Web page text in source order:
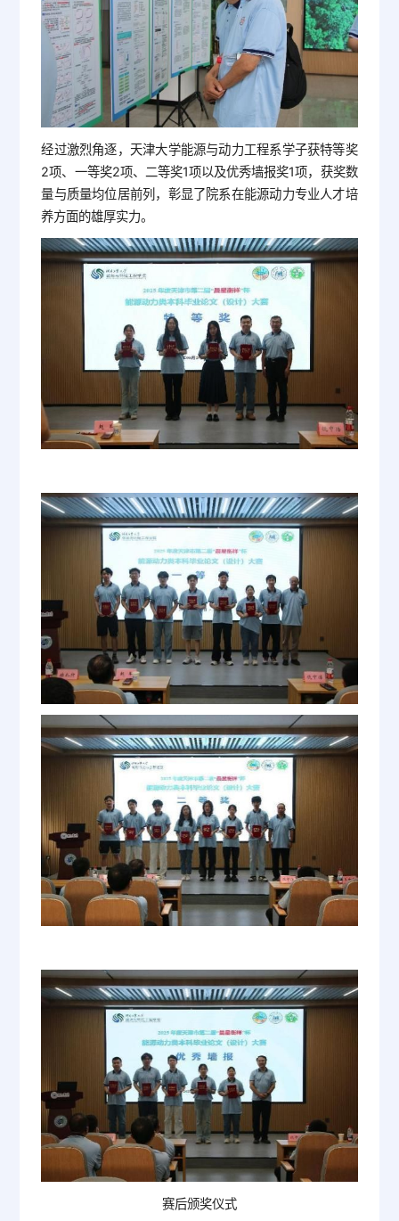
经过激烈角逐，天津大学能源与动力工程系学子获特等奖
2项、一等奖2项、二等奖1项以及优秀墙报奖1项，获奖数
量与质量均位居前列，彰显了院系在能源动力专业人才培
养方面的雄厚实力。
赛后颁奖仪式